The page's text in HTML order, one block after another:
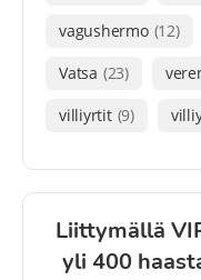
vagushermo (12)
Vatsa (23)
villiyrtit (9)
Liittymällä
yli 400